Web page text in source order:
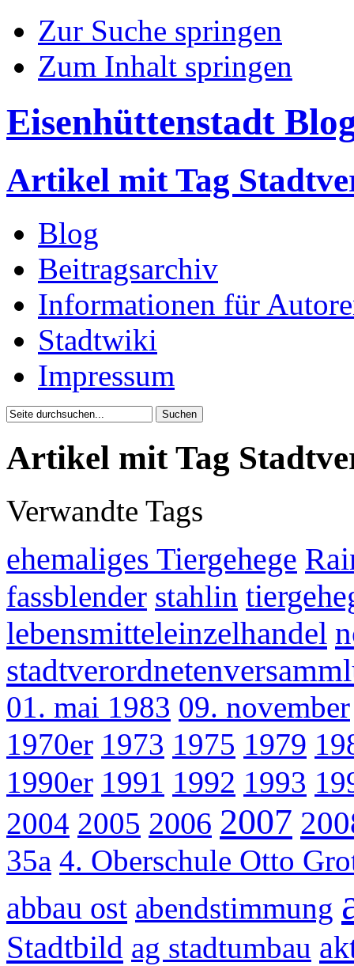
Zur Suche springen
Zum Inhalt springen
Eisenhüttenstadt
Artikel mit Tag
Blog
Beitragsarchiv
Informationen für
Stadtwiki
Impressum
Artikel mit Tag
Verwandte Tags
ehemaliges Tiergehege
fassblender stahlin
lebensmitteleinzelhandel
01. mai 1983 09. november
1970er 1973 1975 1979
1990er 1991 1992 1993
2004 2005 2006 2007
35a 4. Oberschule Otto
abbau ost abendstimmung
Stadtbild ag stadtumbau